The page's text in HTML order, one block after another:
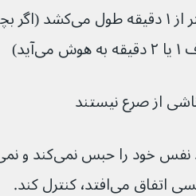
معمولاً کمتر از ۱
کنترل کند.